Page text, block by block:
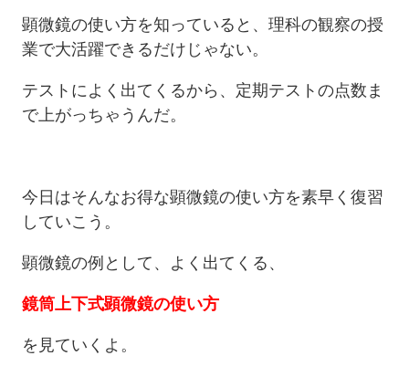
顕微鏡の使い方を知っていると、理科の観察の授
業で大活躍できるだけじゃない。
テストによく出てくるから、定期テストの点数ま
で上がっちゃうんだ。
今日はそんなお得な顕微鏡の使い方を素早く復習
していこう。
顕微鏡の例として、よく出てくる、
鏡筒上下式顕微鏡の使い方
を見ていくよ。